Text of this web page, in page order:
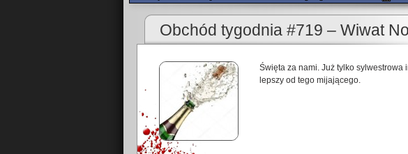
Obchód tygodnia #719 – Wiwat
Święta za nami. Już tylko sylwestrowa
lepszy od tego mijającego.